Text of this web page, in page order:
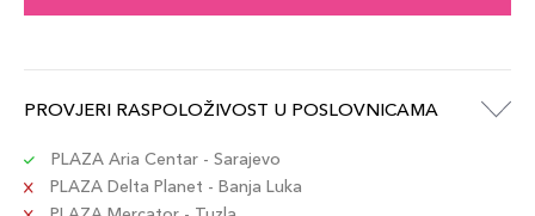
PROVJERI RASPOLOŽIVOST U POSLOVNICAMA
PLAZA Aria Centar - Sarajevo
PLAZA Delta Planet - Banja Luka